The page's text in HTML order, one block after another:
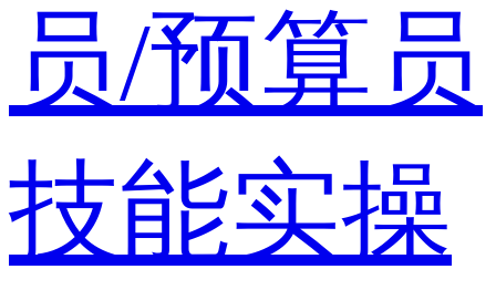
员/预算员
技能实操